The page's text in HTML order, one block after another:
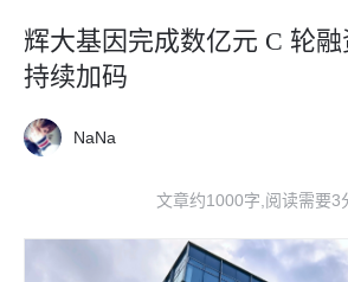
辉大基因完成数亿元 C 轮
持续加码
NaNa
文章约1000字,阅读需要3